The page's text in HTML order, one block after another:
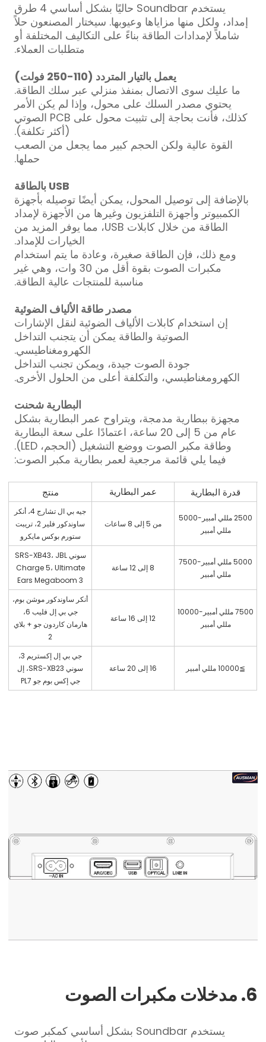
يستخدم Soundbar حاليًا بشكل أساسي 4 طرق
إمداد، ولكل منها مزاياها وعيوبها. سيختار المصنعون حلاً
شاملاً لإمدادات الطاقة بناءً على التكاليف المختلفة أو
متطلبات العملاء.
يعمل بالتيار المتردد (110-250 فولت)
ما عليك سوى الاتصال بمنفذ منزلي عبر سلك الطاقة.
يحتوي مصدر السلك على محول، وإذا لم يكن الأمر
كذلك، فأنت بحاجة إلى تثبيت محول على PCB الصوتي
(أكثر تكلفة).
القوة عالية ولكن الحجم كبير مما يجعل من الصعب
حملها.
USB بالطاقة
بالإضافة إلى توصيل المحول، يمكن أيضًا توصيله بأجهزة
الكمبيوتر وأجهزة التلفزيون وغيرها من الأجهزة لإمداد
الطاقة من خلال كابلات USB، مما يوفر المزيد من
الخيارات للإمداد.
ومع ذلك، فإن الطاقة صغيرة، وعادة ما يتم استخدام
مكبرات الصوت بقوة أقل من 30 وات، وهي غير
مناسبة للمنتجات عالية الطاقة.
مصدر طاقة الألياف الضوئية
إن استخدام كابلات الألياف الضوئية لنقل الإشارات
الصوتية والطاقة يمكن أن يتجنب التداخل
الكهرومغناطيسي.
جودة الصوت جيدة، ويمكن تجنب التداخل
الكهرومغناطيسي، والتكلفة أعلى من الحلول الأخرى.
البطارية شحنت
مجهزة ببطارية مدمجة، ويتراوح عمر البطارية بشكل
عام من 5 إلى 20 ساعة، اعتمادًا على سعة البطارية
وطاقة مكبر الصوت ووضع التشغيل (الحجم، LED).
فيما يلي قائمة مرجعية لعمر بطارية مكبر الصوت:
قدرة البطارية عمر البطارية منتج
2500 مللي أمبير-5000
مللي أمبير
من 5 إلى 8 ساعات
جيه بي ال تشارج 4، أنكر
ساوندكور فلير 2، تريبت
ستورم بوكس مايكرو
5000 مللي أمبير-7500
مللي أمبير
8 إلى 12 ساعة
سوني SRS-XB43، JBL
Charge 5، Ultimate
Ears Megaboom 3
7500 مللي أمبير-10000
مللي أمبير
12 إلى 16 ساعة
أنكر ساوندكور موشن بوم،
جي بي إل فليب 6،
هارمان كاردون جو + بلاي
2
≧10000 مللي أمبير 16 إلى 20 ساعة
جي بي إل إكستريم 3،
سوني SRS-XB23، إل
جي إكس بوم جو PL7
6. مدخلات مكبرات الصوت
يستخدم Soundbar بشكل أساسي كمكبر صوت